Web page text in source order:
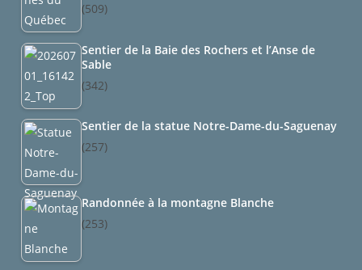
(509)
Sentier de la Baie des Rochers et l’Anse de
Sable
(342)
Sentier de la statue Notre-Dame-du-Saguenay
(257)
Randonnée à la montagne Blanche
(253)